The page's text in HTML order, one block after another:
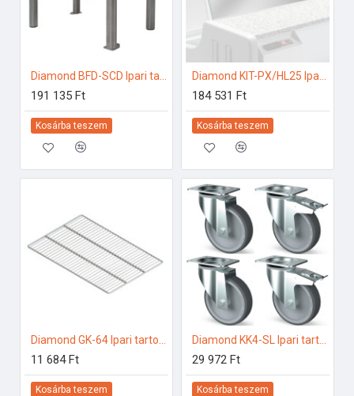
191 135 Ft
Kosárba teszem
184 531 Ft
Kosárba teszem
11 684 Ft
Kosárba teszem
Diamond KK4-SL Ipari tartozékok
29 972 Ft
Kosárba teszem